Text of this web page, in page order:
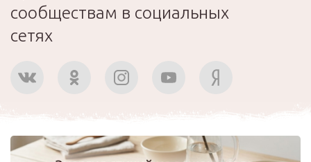
сообществам в социальных
сетях